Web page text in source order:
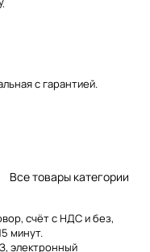
с гарантией.
Все товары категории
счёт с НДС и без,
минут.
электронный